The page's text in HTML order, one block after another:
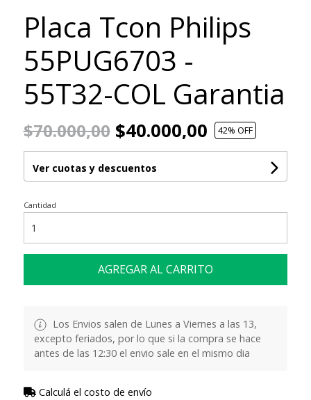
Placa Tcon Philips
55PUG6703 -
55T32-COL Garantia
$70.000,00$40.000,00 42% OFF
Ver cuotas y descuentos
Cantidad
AGREGAR AL CARRITO
Los Envios salen de Lunes a Viernes a las 13,
excepto feriados, por lo que si la compra se hace
antes de las 12:30 el envio sale en el mismo dia
Calculá el costo de envío